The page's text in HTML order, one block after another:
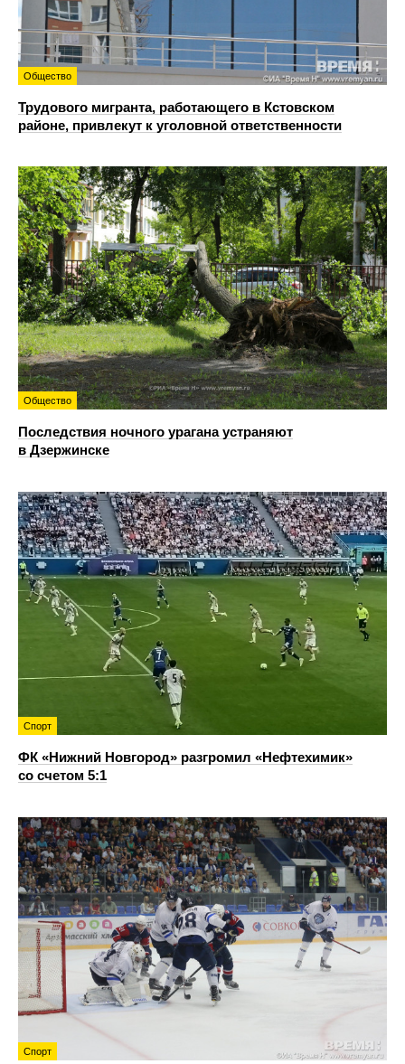
Общество
Трудового мигранта, работающего в Кстовском
районе, привлекут к уголовной ответственности
Общество
Последствия ночного урагана устраняют
в Дзержинске
Спорт
ФК «Нижний Новгород» разгромил «Нефтехимик»
со счетом 5:1
Спорт